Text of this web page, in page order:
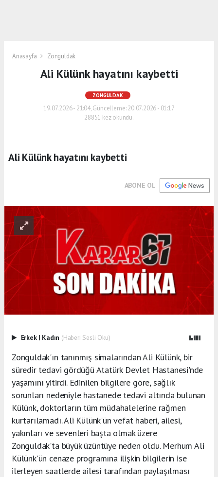
Anasayfa Zonguldak
Ali Külünk hayatını kaybetti
ZONGULDAK
19.07.2026 - 21:04, Güncelleme: 20.07.2026 - 01:17
28851 kez okundu.
Ali Külünk hayatını kaybetti
ABONE OL
Erkek | Kadın (Haberi Sesli Oku)
Zonguldak'ın tanınmış simalarından Ali Külünk, bir
süredir tedavi gördüğü Atatürk Devlet Hastanesi'nde
yaşamını yitirdi. Edinilen bilgilere göre, sağlık
sorunları nedeniyle hastanede tedavi altında bulunan
Külünk, doktorların tüm müdahalelerine rağmen
kurtarılamadı. Ali Külünk'ün vefat haberi, ailesi,
yakınları ve sevenleri başta olmak üzere
Zonguldak'ta büyük üzüntüye neden oldu. Merhum Ali
Külünk'ün cenaze programına ilişkin bilgilerin ise
ilerleyen saatlerde ailesi tarafından paylaşılması